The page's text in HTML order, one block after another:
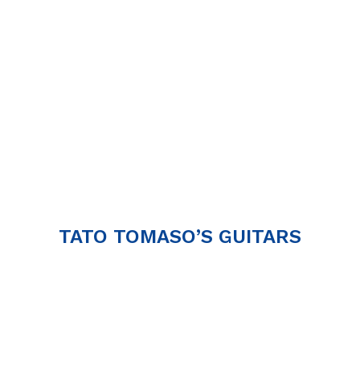
TATO TOMASO’S GUITARS